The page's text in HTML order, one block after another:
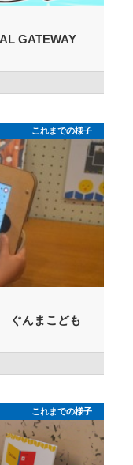
GATEWAY
これまでの様子
ぐんまこども
これまでの様子